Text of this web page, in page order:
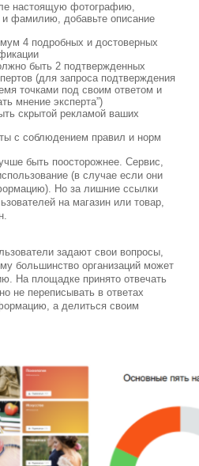
настоящую фотографию,
фамилию, добавьте описание
4 подробных и достоверных
быть 2 подтвержденных
(для запроса подтверждения
точками под своим ответом и
мнение эксперта”)
скрытой рекламой ваших
с соблюдением правил и норм
быть поосторожнее. Сервис,
(в случае если они
Но за лишние ссылки
на магазин или товар,
задают свои вопросы,
большинство организаций может
На площадке принято отвечать
не переписывать в ответах
а делиться своим